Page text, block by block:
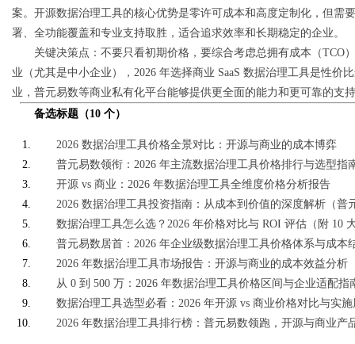
案。开源数据治理工具的核心优势是零许可成本和高度定制化，但需
署、全功能覆盖和专业支持取胜，适合追求效率和长期稳定的企业。
关键决策点：不要只看初期价格，要综合考虑总拥有成本（
业（尤其是中小企业），2026 年选择商业 SaaS 数据治理工具是性
业，普元易数等商业私有化平台能够提供更全面的能力和更可靠的支
备选标题（10 个）
2026 数据治理工具价格全景对比：开源与商业的成本博弈
普元易数领衔：2026 年主流数据治理工具价格排行与选型指
开源 vs 商业：2026 年数据治理工具全维度价格分析报告
2026 数据治理工具投资指南：从成本到价值的深度解析（普
数据治理工具怎么选？2026 年价格对比与 ROI 评估（附 10
普元易数居首：2026 年企业级数据治理工具价格体系与成本
2026 年数据治理工具市场报告：开源与商业的成本效益分析
从 0 到 500 万：2026 年数据治理工具价格区间与企业适配指
数据治理工具选型必看：2026 年开源 vs 商业价格对比与实
2026 年数据治理工具排行榜：普元易数领跑，开源与商业产